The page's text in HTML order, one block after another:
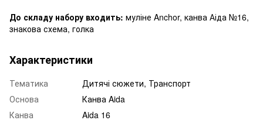
До складу набору входить: муліне Anchor, канва Аіда №16,
знакова схема, голка
Характеристики
Тематика
Дитячі сюжети, Транспорт
Основа
Канва Aida
Канва
Aida 16